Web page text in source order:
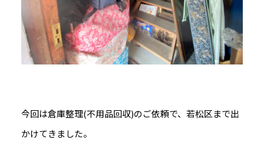
今回は倉庫整理(不用品回収)のご依頼で、若松区まで出
かけてきました。